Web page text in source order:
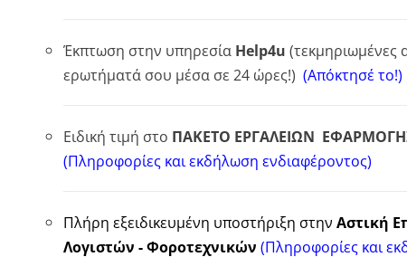
Έκπτωση στην υπηρεσία Help4u (τεκμηριωμένες
ερωτήματά σου μέσα σε 24 ώρες!) (Απόκτησέ το!)
Ειδική τιμή στο ΠΑΚΕΤΟ ΕΡΓΑΛΕΙΩΝ
(Πληροφορίες και εκδήλωση ενδιαφέροντος)
Πλήρη εξειδικευμένη υποστήριξη στην Αστική
Λογιστών - Φοροτεχνικών (Πληροφορίες και